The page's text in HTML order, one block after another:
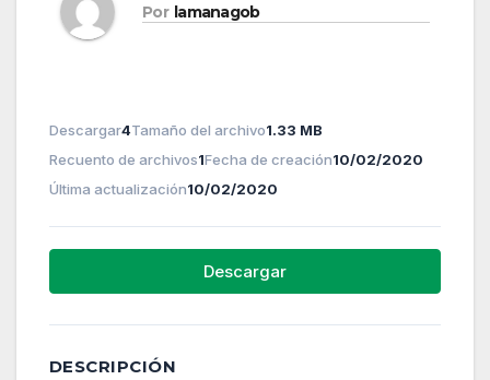
Por lamanagob
Descargar4Tamaño del archivo1.33 MB
Recuento de archivos1Fecha de creación10/02/2020
Última actualización10/02/2020
Descargar
DESCRIPCIÓN